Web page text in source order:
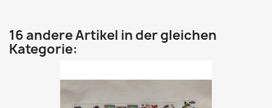
16 andere Artikel in der gleichen
Kategorie: